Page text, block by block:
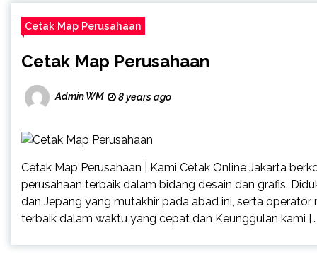
Cetak Map Perusahaan
Cetak Map Perusahaan
Admin WM 8 years ago
Cetak Map Perusahaan | Kami Cetak Online Jakarta
perusahaan terbaik dalam bidang desain dan grafis.
dan Jepang yang mutakhir pada abad ini, serta
terbaik dalam waktu yang cepat dan Keunggulan kami